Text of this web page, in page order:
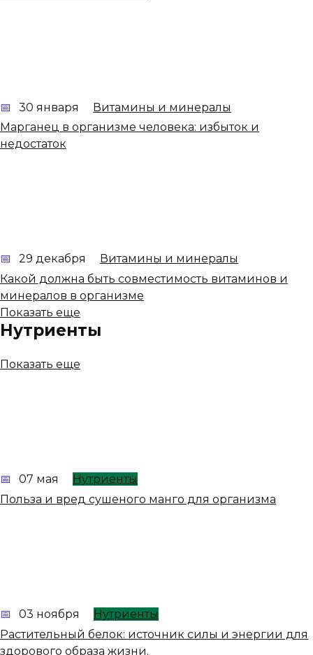
30 января
Витамины и минералы
Марганец в организме человека: избыток и
недостаток
29 декабря
Витамины и минералы
Какой должна быть совместимость витаминов и
минералов в организме
Показать еще
Нутриенты
Показать еще
07 мая
Нутриенты
Польза и вред сушеного манго для организма
03 ноября
Нутриенты
Растительный белок: источник силы и энергии для
здорового образа жизни.